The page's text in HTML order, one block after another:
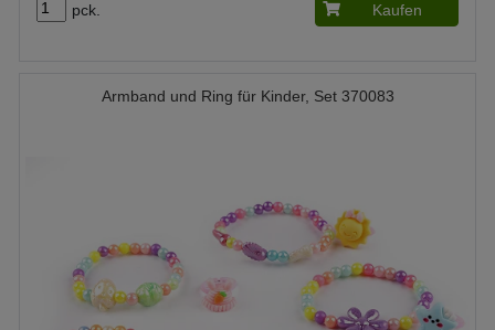
pck. Kaufen
Armband und Ring für Kinder, Set 370083